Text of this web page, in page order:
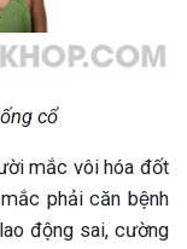
cổ
mắc vôi hóa đốt
phải căn bệnh
động sai, cường